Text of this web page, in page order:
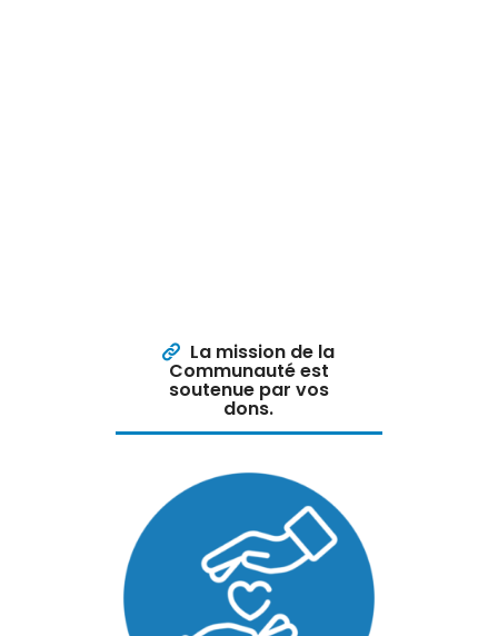
La mission de la
Communauté est
soutenue par vos
dons.